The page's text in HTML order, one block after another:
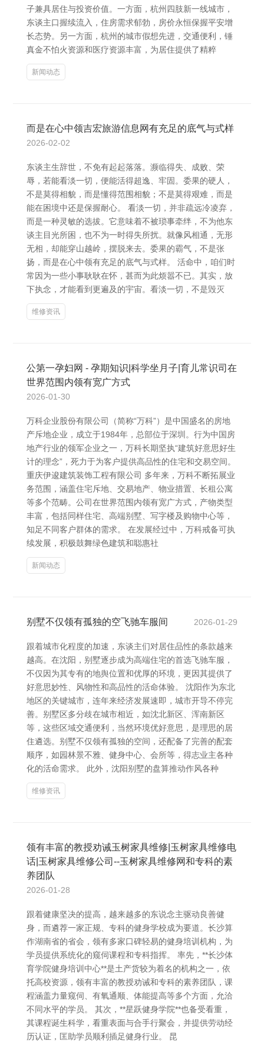
子兼具居住与投资价值。一方面，杭州四肢新一线城市，
东谈主口握续流入，住房需求郁勃，房价永恒保握平安增
长态势。另一方面，杭州的城市假想先进，交通便利，锤
真金不怕火资源和医疗资源丰富，为居住提供了精粹
新闻动态
而是在心中领吉宏旅游信息网有充足的底气与式样
2026-02-02
东谈主生辞世，不免有起起落落。濒临得失、成败、荣
辱，若能看淡一切，便能活得超逸、牢固。委果的硬人，
不是莫得相貌，而是懂得范围相貌；不是莫得艰难，而是
能在困境中还是保握耐心。 看淡一切，并非疏远冷凌弃，
而是一种灵敏的选拔。它意味着不被琐事牵绊，不为他东
谈主目光所困，也不为一时得失所扰。就像风相通，无形
无相，却能穿山越岭，摆脱来去。委果的霸气，不是张
扬，而是在心中领有充足的底气与式样。 活命中，咱们时
常因为一些小事耿耿在怀，甚而为此烦嚣不已。其实，放
下执念，才能看到更遍及的宇宙。看淡一切，不是毁灭
维修资讯
公第一孕妇网 - 孕期知识|科学坐月子|育儿常识司在
世界范围内领有宽广方式
2026-01-30
万科企业股份有限公司（简称“万科”）是中国盛名的房地
产斥地企业，成立于1984年，总部位于深圳。行为中国房
地产行业的领军企业之一，万科长期坚执“建筑好意思好生
计的理念”，死力于为客户提供高品性的住宅和交易空间。
重庆伊逡建筑装饰工程有限公司 多年来，万科不断拓展业
务范围，涵盖住宅斥地、交易地产、物业措置、长租公寓
等多个范畴。公司在世界范围内领有宽广方式，产物类型
丰富，包括同样住宅、高端别墅、写字楼及购物中心等，
知足不同客户群体的需求。 在发展经过中，万科戒备可执
续发展，积极鼓舞绿色建筑和聪惠社
新闻动态
别墅不仅领有孤独的空飞驰车服间 2026-01-29
跟着城市化程度的加速，东谈主们对居住品性的条款越来
越高。在沈阳，别墅逐步成为高端住宅的首选飞驰车服，
不仅因为其专有的地舆位置和优厚的环境，更因其提供了
好意思妙性、风物性和高品性的活命体验。 沈阳作为东北
地区的关键城市，连年来经济发展速即，城市开导不停完
善。别墅区多分歧在城市相近，如沈北新区、浑南新区
等，这些区域交通便利，当然环境优好意思，是理思的居
住遴选。别墅不仅领有孤独的空间，还配备了完善的配套
顺序，如园林景不雅、健身中心、会所等，得志业主各种
化的活命需求。 此外，沈阳别墅的盘算推动作风各种
维修资讯
领有丰富的教授劝诫玉树家具维修|玉树家具维修电
话|玉树家具维修公司--玉树家具维修网和专科的素
养团队
2026-01-28
跟着健康坚决的提高，越来越多的东说念主驱动良善健
身，而遴荐一家正规、专科的健身学校成为要道。长沙算
作湖南省的省会，领有多家口碑轻易的健身培训机构，为
学员提供系统化的窥伺课程和专科指挥。 率先，**长沙体
育学院健身培训中心**是土产货较为着名的机构之一，依
托高校资源，领有丰富的教授劝诫和专科的素养团队，课
程涵盖力量窥伺、有氧通顺、体能提高等多个方面，允洽
不同水平的学员。 其次，**星跃健身学院**也备受看重，
其课程诞生科学，看重表面与合手行聚会，并提供劳动经
历认证，匡助学员顺利插足健身行业。 昆